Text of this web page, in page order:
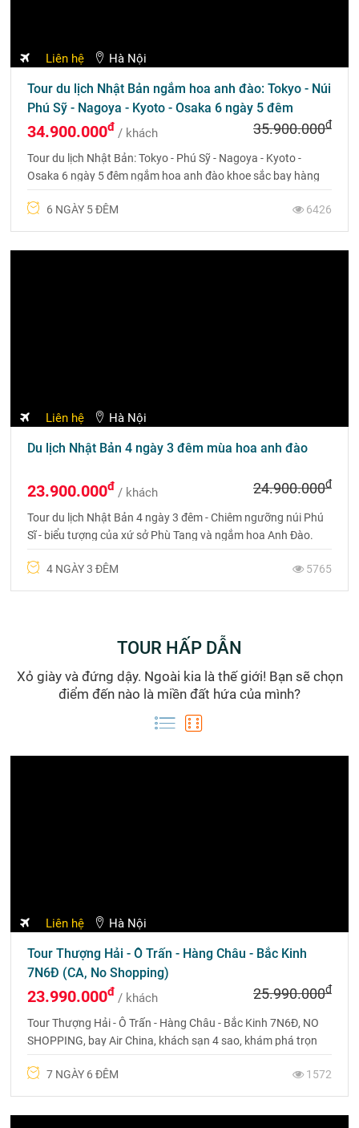
Liên hệ Hà Nội
Tour du lịch Nhật Bản ngắm hoa anh đào: Tokyo - Núi
Phú Sỹ - Nagoya - Kyoto - Osaka 6 ngày 5 đêm
34.900.000đ / khách 35.900.000đ
Tour du lịch Nhật Bản: Tokyo - Phú Sỹ - Nagoya - Kyoto -
Osaka 6 ngày 5 đêm ngắm hoa anh đào khoe sắc bay hàng
6 NGÀY 5 ĐÊM
6426
Liên hệ Hà Nội
Du lịch Nhật Bản 4 ngày 3 đêm mùa hoa anh đào
23.900.000đ / khách 24.900.000đ
Tour du lịch Nhật Bản 4 ngày 3 đêm - Chiêm ngưỡng núi Phú
Sĩ - biểu tượng của xứ sở Phù Tang và ngắm hoa Anh Đào.
4 NGÀY 3 ĐÊM
5765
TOUR HẤP DẪN
Xỏ giày và đứng dậy. Ngoài kia là thế giới! Bạn sẽ chọn
điểm đến nào là miền đất hứa của mình?
Liên hệ Hà Nội
Tour Thượng Hải - Ô Trấn - Hàng Châu - Bắc Kinh
7N6Đ (CA, No Shopping)
23.990.000đ / khách 25.990.000đ
Tour Thượng Hải - Ô Trấn - Hàng Châu - Bắc Kinh 7N6Đ, NO
SHOPPING, bay Air China, khách sạn 4 sao, khám phá trọn
7 NGÀY 6 ĐÊM
1572